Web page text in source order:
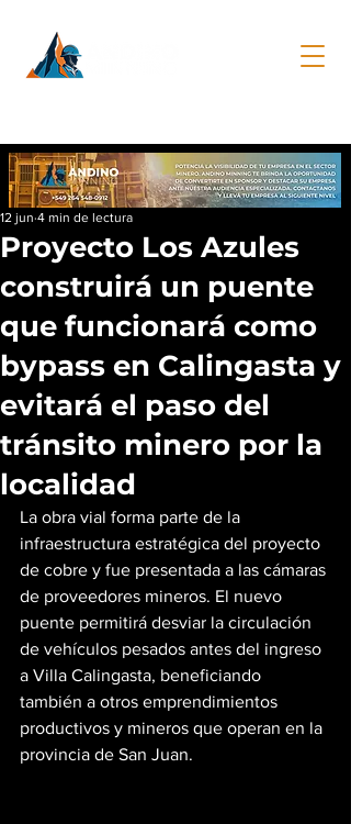
Proyecto Los Azules
construirá un puente
que funcionará como
bypass en Calingasta y
evitará el paso del
tránsito minero por la
localidad
12 jun 4 min de lectura
La obra vial forma parte de la
infraestructura estratégica del proyecto
de cobre y fue presentada a las cámaras
de proveedores mineros. El nuevo
puente permitirá desviar la circulación
de vehículos pesados antes del ingreso
a Villa Calingasta, beneficiando
también a otros emprendimientos
productivos y mineros que operan en la
provincia de San Juan.